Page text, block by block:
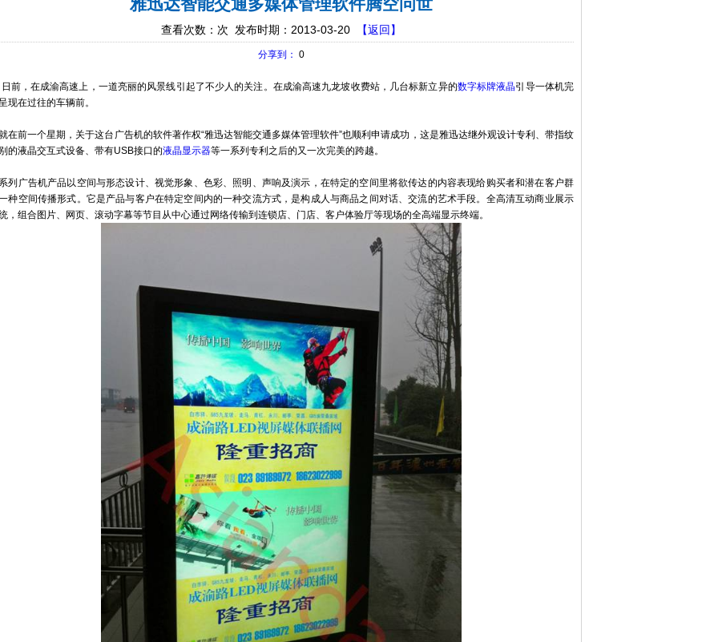
查看次数： 次 发布时期：2013-03-20 【返回】
分享到： 0
，在成渝高速上，一道亮丽的风景线引起了不少人的关注。在成渝高速九龙坡收费站，几台标新立异的数字标牌液晶引导一体机完
现在过往的车辆前。
前一个星期，关于这台广告机的软件著作权“雅迅达智能交通多媒体管理软件”也顺利申请成功，这是雅迅达继外观设计专利、带指纹
的液晶交互式设备、带有USB接口的液晶显示器等一系列专利之后的又一次完美的跨越。
列广告机产品以空间与形态设计、视觉形象、色彩、照明、声响及演示，在特定的空间里将欲传达的内容表现给购买者和潜在客户群
种空间传播形式。它是产品与客户在特定空间内的一种交流方式，是构成人与商品之间对话、交流的艺术手段。全高清互动商业展示
，组合图片、网页、滚动字幕等节目从中心通过网络传输到连锁店、门店、客户体验厅等现场的全高端显示终端。